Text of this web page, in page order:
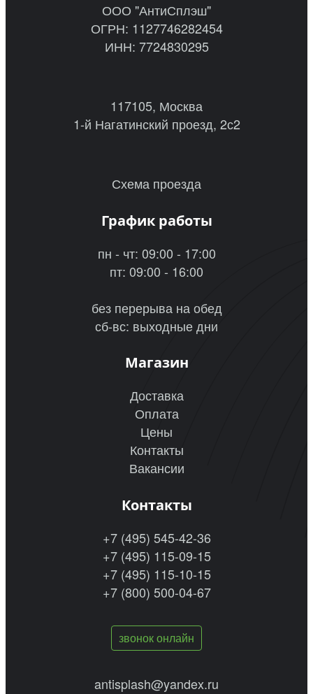
ООО "АнтиСплэш"
ОГРН: 1127746282454
ИНН: 7724830295
117105, Москва
1-й Нагатинский проезд, 2с2
Схема проезда
График работы
пн - чт: 09:00 - 17:00
пт: 09:00 - 16:00
без перерыва на обед
сб-вс: выходные дни
Магазин
Доставка
Оплата
Цены
Контакты
Вакансии
Контакты
+7 (495) 545-42-36
+7 (495) 115-09-15
+7 (495) 115-10-15
+7 (800) 500-04-67
звонок онлайн
antisplash@yandex.ru